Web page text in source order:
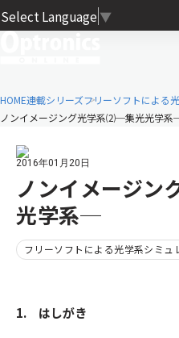
Select Language ▼
HOME連載シリーズフリーソフトによる
ノンイメージング光学系⑵─集光光学
2016年01月20日
ノンイメージ
光学系─
フリーソフトによる光学系シミュ
1. はしがき